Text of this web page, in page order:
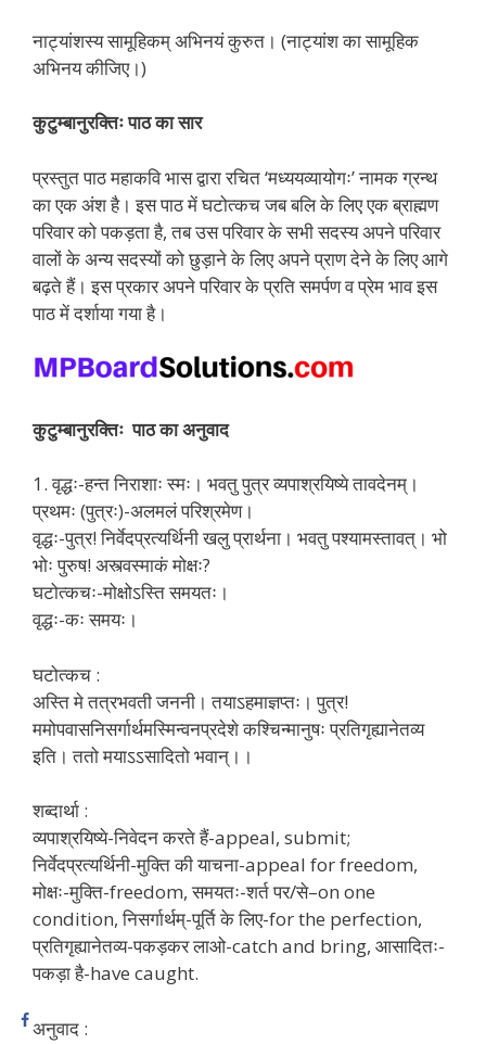
नाट्यांशस्य सामूहिकम् अभिनयं कुरुत। (नाट्यांश का सामूहिक
अभिनय कीजिए।)
कुटुम्बानुरक्तिः पाठ का सार
प्रस्तुत पाठ महाकवि भास द्वारा रचित ‘मध्ययव्यायोगः’ नामक ग्रन्थ
का एक अंश है। इस पाठ में घटोत्कच जब बलि के लिए एक ब्राह्मण
परिवार को पकड़ता है, तब उस परिवार के सभी सदस्य अपने परिवार
वालों के अन्य सदस्यों को छुड़ाने के लिए अपने प्राण देने के लिए आगे
बढ़ते हैं। इस प्रकार अपने परिवार के प्रति समर्पण व प्रेम भाव इस
पाठ में दर्शाया गया है।
कुटुम्बानुरक्तिः पाठ का अनुवाद
1. वृद्धः-हन्त निराशाः स्मः। भवतु पुत्र व्यपाश्रयिष्ये तावदेनम्।
प्रथमः (पुत्रः)-अलमलं परिश्रमेण।
वृद्धः-पुत्र! निर्वेदप्रत्यर्थिनी खलु प्रार्थना। भवतु पश्यामस्तावत्। भो
भोः पुरुष! अस्त्वस्माकं मोक्षः?
घटोत्कचः-मोक्षोऽस्ति समयतः।
वृद्धः-कः समयः।
घटोत्कच :
अस्ति मे तत्रभवती जननी। तयाऽहमाज्ञप्तः। पुत्र!
ममोपवासनिसर्गार्थमस्मिन्वनप्रदेशे कश्चिन्मानुषः प्रतिगृह्यानेतव्य
इति। ततो मयाऽऽसादितो भवान्।।
शब्दार्था :
व्यपाश्रयिष्ये-निवेदन करते हैं-appeal, submit;
निर्वेदप्रत्यर्थिनी-मुक्ति की याचना-appeal for freedom,
मोक्षः-मुक्ति-freedom, समयतः-शर्त पर/से–on one
condition, निसर्गार्थम्-पूर्ति के लिए-for the perfection,
प्रतिगृह्यानेतव्य-पकड़कर लाओ-catch and bring, आसादितः-
पकड़ा है-have caught.
अनुवाद :